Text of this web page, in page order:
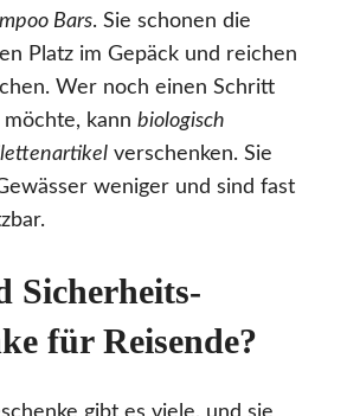
Bars. Sie schonen die
Platz im Gepäck und reichen
Wer noch einen Schritt
kann biologisch
verschenken. Sie
weniger und sind fast
Sicherheits-
für Reisende?